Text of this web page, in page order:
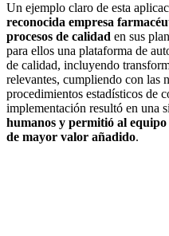
Un ejemplo claro de esta
reconocida empresa
procesos de calidad en sus
para ellos una plataforma de
de calidad, incluyendo
relevantes, cumpliendo con las
procedimientos estadísticos de
implementación resultó en una
humanos y permitió al
de mayor valor añadido.